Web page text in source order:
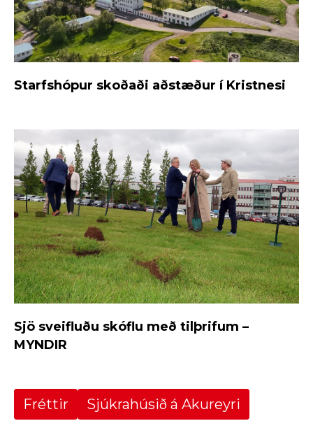
Starfshópur skoðaði aðstæður í Kristnesi
Sjö sveifluðu skóflu með tilþrifum –
MYNDIR
Fréttir Sjúkrahúsið á Akureyri